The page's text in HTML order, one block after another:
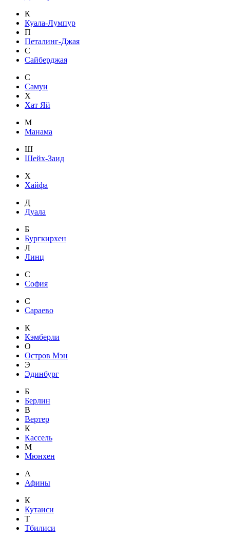
К
Куала-Лумпур
П
Петалинг-Джая
С
Сайберджая
С
Самуи
Х
Хат Яй
М
Манама
Ш
Шейх-Заид
Х
Хайфа
Д
Дуала
Б
Бургкирхен
Л
Линц
С
София
С
Сараево
К
Кэмберли
О
Остров Мэн
Э
Эдинбург
Б
Берлин
В
Вертер
К
Кассель
М
Мюнхен
А
Афины
К
Кутаиси
Т
Тбилиси